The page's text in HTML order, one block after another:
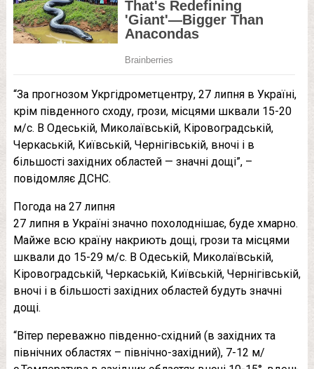
“За прогнозом Укргідрометцентру, 27 липня в Україні,
крім південного сходу, грози, місцями шквали 15-20
м/с. В Одеській, Миколаївській, Кіровоградській,
Черкаській, Київській, Чернігівській, вночі і в
більшості західних областей — значні дощі”, –
повідомляє ДСНС.
Погода на 27 липня
27 липня в Україні значно похолоднішає, буде хмарно.
Майже всю країну накриють дощі, грози та місцями
шквали до 15-29 м/с. В Одеській, Миколаївській,
Кіровоградській, Черкаській, Київській, Чернігівській,
вночі і в більшості західних областей будуть значні
дощі.
“Вітер переважно південно-східний (в західних та
північних областях – північно-західний), 7-12 м/